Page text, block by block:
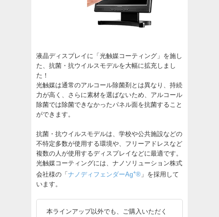
液晶ディスプレイに「光触媒コーティング」を施し
た、抗菌・抗ウイルスモデルを大幅に拡充しまし
た！
光触媒は通常のアルコール除菌剤とは異なり、持続
力が高く、さらに素材を選ばないため、アルコール
除菌では除菌できなかったパネル面を抗菌すること
ができます。
抗菌・抗ウイルスモデルは、学校や公共施設などの
不特定多数が使用する環境や、フリーアドレスなど
複数の人が使用するディスプレイなどに最適です。
光触媒コーティングには、ナノソリューション株式
会社様の「 ナノディフェンダーAg+® 」を採用して
います。
本ラインアップ以外でも、ご購入いただく